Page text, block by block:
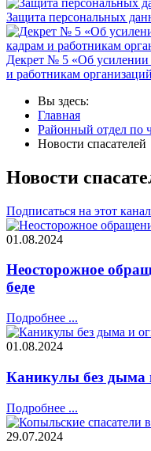
Защита персональных
Декрет № 5 «Об усилении
и работникам организаций
Вы здесь:
Главная
Районный отдел по
Новости спасателей
Новости
Подписаться на этот
01.08.2024
Неосторожное
беде
Подробнее ...
01.08.2024
Каникулы без дыма
Подробнее ...
29.07.2024